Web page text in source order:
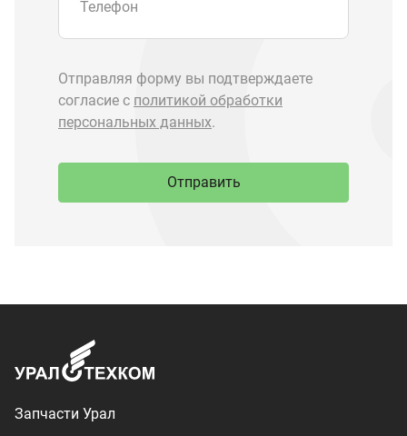
Запчасти Урал
Запчасти Камаз
Спецпредложения
Доставка и оплата
utkm@mail.ru